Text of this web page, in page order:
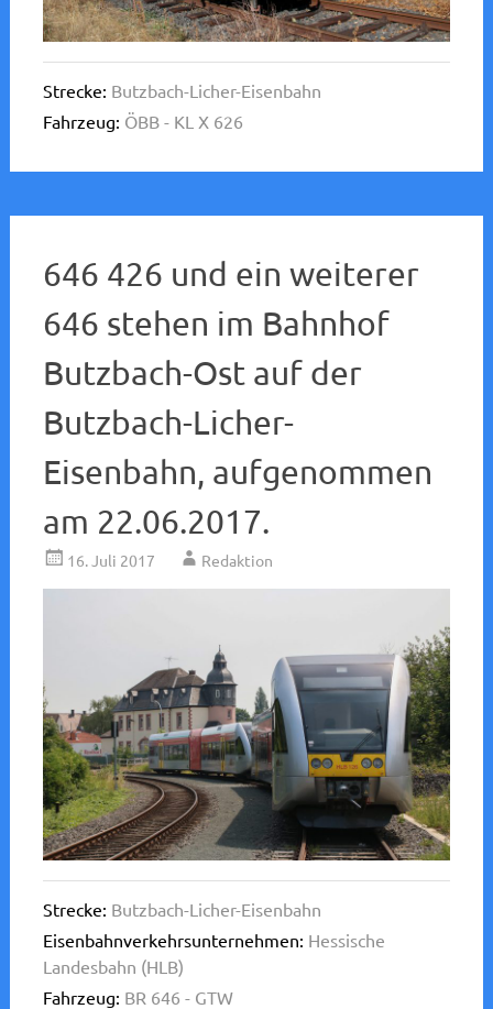
Strecke: Butzbach-Licher-Eisenbahn
Fahrzeug: ÖBB - KL X 626
646 426 und ein weiterer
646 stehen im Bahnhof
Butzbach-Ost auf der
Butzbach-Licher-
Eisenbahn, aufgenommen
am 22.06.2017.
16. Juli 2017 Redaktion
Strecke: Butzbach-Licher-Eisenbahn
Eisenbahnverkehrsunternehmen: Hessische
Landesbahn (HLB)
Fahrzeug: BR 646 - GTW